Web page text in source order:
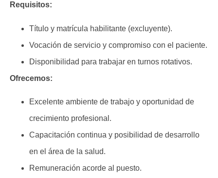
Requisitos:
Título y matrícula habilitante (excluyente).
Vocación de servicio y compromiso con el paciente.
Disponibilidad para trabajar en turnos rotativos.
Ofrecemos:
Excelente ambiente de trabajo y oportunidad de
crecimiento profesional.
Capacitación continua y posibilidad de desarrollo
en el área de la salud.
Remuneración acorde al puesto.